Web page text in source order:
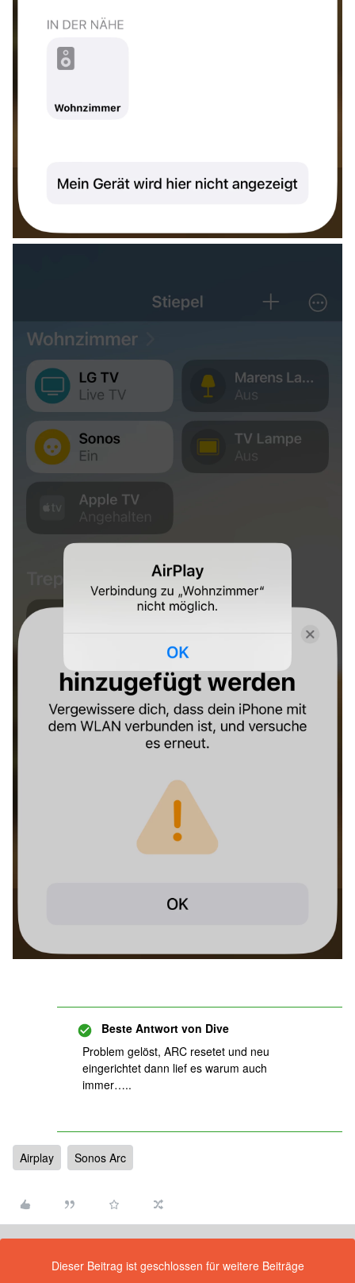
Beste Antwort von Dive
Problem gelöst, ARC resetet und neu
eingerichtet dann lief es warum auch
immer…..
Airplay Sonos Arc
Dieser Beitrag ist geschlossen für weitere Beiträge